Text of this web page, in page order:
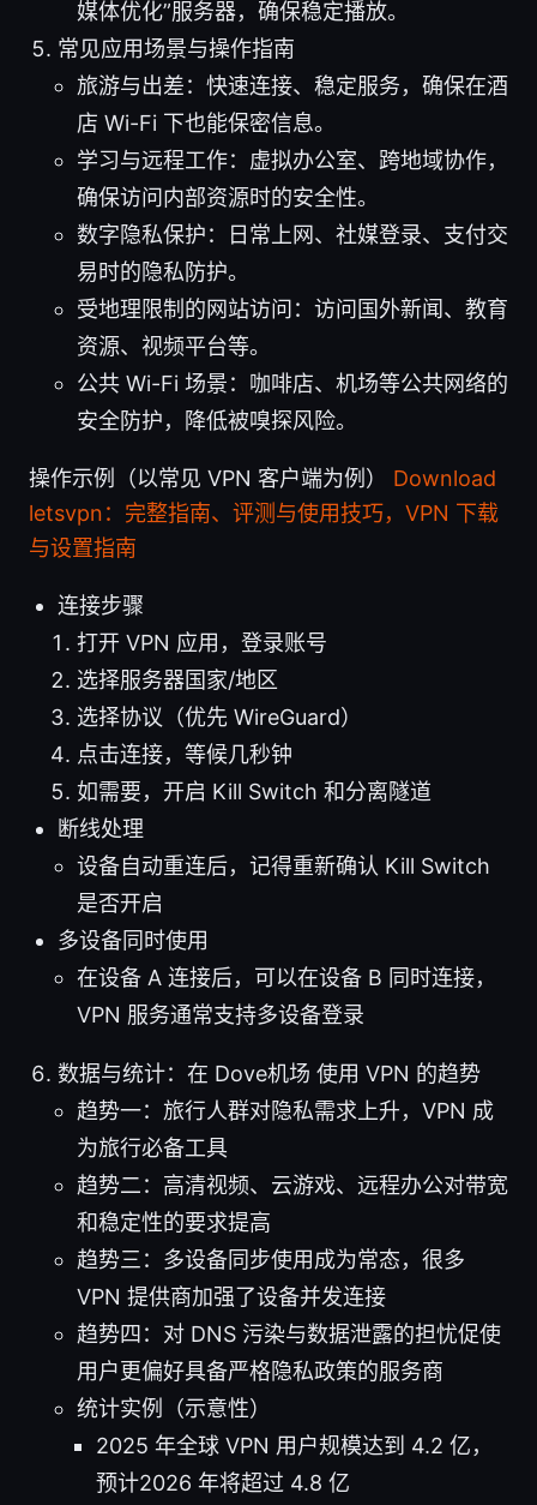
媒体优化”服务器，确保稳定播放。
常见应用场景与操作指南
旅游与出差：快速连接、稳定服务，确保在酒
店 Wi-Fi 下也能保密信息。
学习与远程工作：虚拟办公室、跨地域协作，
确保访问内部资源时的安全性。
数字隐私保护：日常上网、社媒登录、支付交
易时的隐私防护。
受地理限制的网站访问：访问国外新闻、教育
资源、视频平台等。
公共 Wi-Fi 场景：咖啡店、机场等公共网络的
安全防护，降低被嗅探风险。
操作示例（以常见 VPN 客户端为例） Download
letsvpn：完整指南、评测与使用技巧，VPN 下载
与设置指南
连接步骤
打开 VPN 应用，登录账号
选择服务器国家/地区
选择协议（优先 WireGuard）
点击连接，等候几秒钟
如需要，开启 Kill Switch 和分离隧道
断线处理
设备自动重连后，记得重新确认 Kill Switch
是否开启
多设备同时使用
在设备 A 连接后，可以在设备 B 同时连接，
VPN 服务通常支持多设备登录
数据与统计：在 Dove机场 使用 VPN 的趋势
趋势一：旅行人群对隐私需求上升，VPN 成
为旅行必备工具
趋势二：高清视频、云游戏、远程办公对带宽
和稳定性的要求提高
趋势三：多设备同步使用成为常态，很多
VPN 提供商加强了设备并发连接
趋势四：对 DNS 污染与数据泄露的担忧促使
用户更偏好具备严格隐私政策的服务商
统计实例（示意性）
2025 年全球 VPN 用户规模达到 4.2 亿，
预计2026 年将超过 4.8 亿